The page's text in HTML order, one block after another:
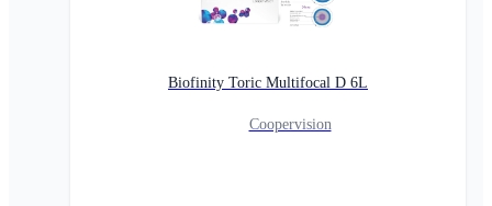
Biofinity Toric Multifocal D 6L
Coopervision